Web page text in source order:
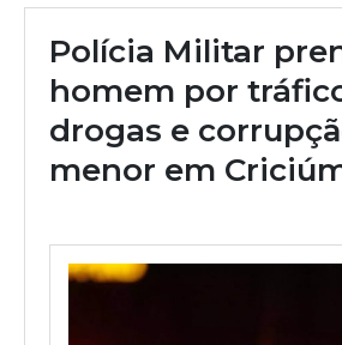
Polícia Militar
homem por
drogas e
menor em